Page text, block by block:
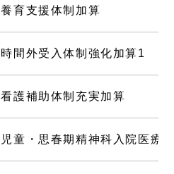
養育支援体制加算
時間外受入体制強化加算1
看護補助体制充実加算
児童・思春期精神科入院医療